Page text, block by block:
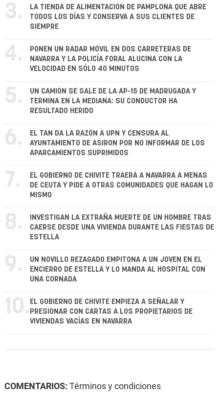
3.
LA TIENDA DE ALIMENTACIÓN DE PAMPLONA QUE ABRE
TODOS LOS DÍAS Y CONSERVA A SUS CLIENTES DE
SIEMPRE
4.
PONEN UN RADAR MÓVIL EN DOS CARRETERAS DE
NAVARRA Y LA POLICÍA FORAL ALUCINA CON LA
VELOCIDAD EN SÓLO 40 MINUTOS
5.
UN CAMIÓN SE SALE DE LA AP-15 DE MADRUGADA Y
TERMINA EN LA MEDIANA: SU CONDUCTOR HA
RESULTADO HERIDO
6.
EL TAN DA LA RAZÓN A UPN Y CENSURA AL
AYUNTAMIENTO DE ASIRON POR NO INFORMAR DE LOS
APARCAMIENTOS SUPRIMIDOS
7.
EL GOBIERNO DE CHIVITE TRAERÁ A NAVARRA A MENAS
DE CEUTA Y PIDE A OTRAS COMUNIDADES QUE HAGAN LO
MISMO
8.
INVESTIGAN LA EXTRAÑA MUERTE DE UN HOMBRE TRAS
CAERSE DESDE UNA VIVIENDA DURANTE LAS FIESTAS DE
ESTELLA
9.
UN NOVILLO REZAGADO EMPITONA A UN JOVEN EN EL
ENCIERRO DE ESTELLA Y LO MANDA AL HOSPITAL CON
UNA CORNADA
10. EL GOBIERNO DE CHIVITE EMPIEZA A SEÑALAR Y
PRESIONAR CON CARTAS A LOS PROPIETARIOS DE
VIVIENDAS VACÍAS EN NAVARRA
COMENTARIOS: Términos y condiciones